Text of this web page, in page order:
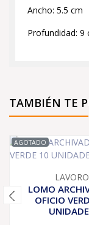
Ancho: 5.5 cm
Profundidad: 9
TAMBIÉN TE
AGOTADO
LAVORO
LOMO
OFICIO